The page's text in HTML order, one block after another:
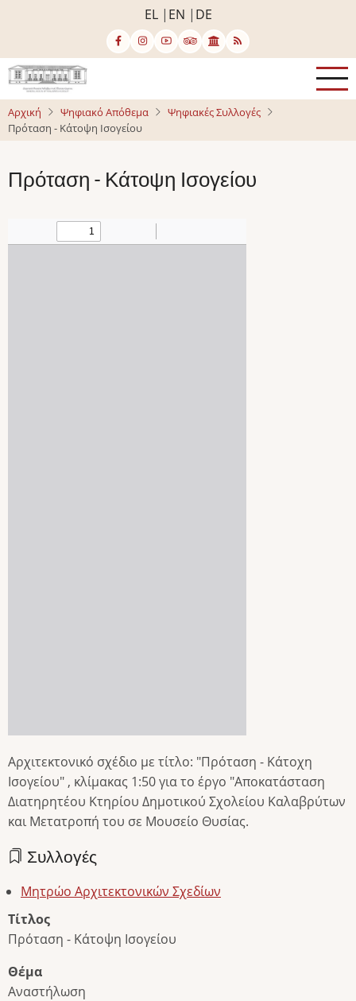
κυρίως
περιεχόμενο
EL EN DE
Αρχική Ψηφιακό Απόθεμα
Ψηφιακές Συλλογές
Πρόταση - Κάτοψη Ισογείου
Πρόταση - Κάτοψη Ισογείου
Αρχιτεκτονικό σχέδιο με τίτλο: "Πρόταση - Κάτοχη
Ισογείου" , κλίμακας 1:50 για το έργο "Αποκατάσταση
Διατηρητέου Κτηρίου Δημοτικού Σχολείου Καλαβρύτων
και Μετατροπή του σε Μουσείο Θυσίας.
Συλλογές
Μητρώο Αρχιτεκτονικών Σχεδίων
Τίτλος
Πρόταση - Κάτοψη Ισογείου
Θέμα
Αναστήλωση